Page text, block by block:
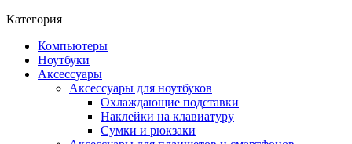
Категория
Компьютеры
Ноутбуки
Аксессуары
Аксессуары для ноутбуков
Охлаждающие подставки
Наклейки на клавиатуру
Сумки и рюкзаки